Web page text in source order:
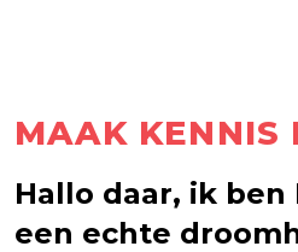
MAAK KENNIS
Hallo daar, ik
een echte